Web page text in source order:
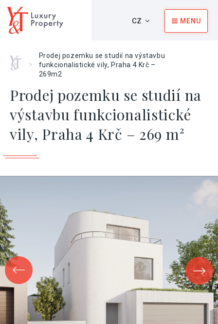
CZ MENU
Home
>
Prodej pozemku se studií na výstavbu
funkcionalistické vily, Praha 4 Krč –
269m2
Prodej pozemku se studií na
výstavbu funkcionalistické
vily, Praha 4 Krč – 269 m²